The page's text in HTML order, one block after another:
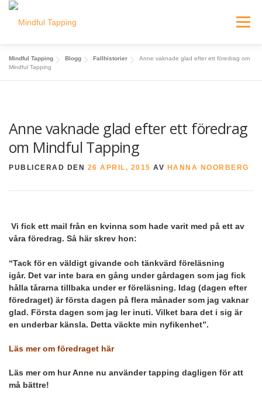
Hoppa
Meny
EPICA MODELLEN
Mindful Tapping Blogg Fallhistorier
Anne vaknade glad efter ett föredrag om
Mindful Tapping
Anne vaknade glad efter ett föredrag
om Mindful Tapping
PUBLICERAD DEN 26 APRIL, 2015 AV HANNA NOORBERG
Vi fick ett mail från en kvinna som hade varit med på ett av
våra föredrag. Så här skrev hon:
“Tack för en väldigt givande och tänkvärd föreläsning
igår. Det var inte bara en gång under gårdagen som jag fick
hålla tårarna tillbaka under er föreläsning. Idag (dagen efter
föredraget) är första dagen på flera månader som jag vaknar
glad. Första dagen som jag ler inuti. Vilket bara det i sig är
en underbar känsla. Detta väckte min nyfikenhet”.
Läs mer om föredraget här
Läs mer om hur Anne nu använder tapping dagligen för att
må bättre!